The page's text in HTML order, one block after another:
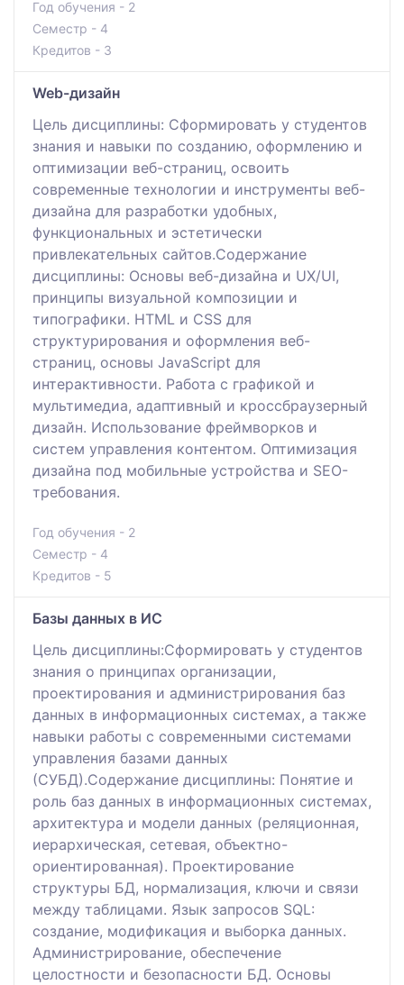
Год обучения - 2
Семестр - 4
Кредитов - 3
Web-дизайн
Цель дисциплины: Сформировать у студентов
знания и навыки по созданию, оформлению и
оптимизации веб-страниц, освоить
современные технологии и инструменты веб-
дизайна для разработки удобных,
функциональных и эстетически
привлекательных сайтов.Содержание
дисциплины: Основы веб-дизайна и UX/UI,
принципы визуальной композиции и
типографики. HTML и CSS для
структурирования и оформления веб-
страниц, основы JavaScript для
интерактивности. Работа с графикой и
мультимедиа, адаптивный и кроссбраузерный
дизайн. Использование фреймворков и
систем управления контентом. Оптимизация
дизайна под мобильные устройства и SEO-
требования.
Год обучения - 2
Семестр - 4
Кредитов - 5
Базы данных в ИС
Цель дисциплины:Сформировать у студентов
знания о принципах организации,
проектирования и администрирования баз
данных в информационных системах, а также
навыки работы с современными системами
управления базами данных
(СУБД).Содержание дисциплины: Понятие и
роль баз данных в информационных системах,
архитектура и модели данных (реляционная,
иерархическая, сетевая, объектно-
ориентированная). Проектирование
структуры БД, нормализация, ключи и связи
между таблицами. Язык запросов SQL:
создание, модификация и выборка данных.
Администрирование, обеспечение
целостности и безопасности БД. Основы